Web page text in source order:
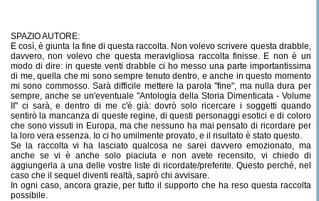
SPAZIO AUTORE:
E così, è giunta la fine di questa raccolta. Non volevo scrivere questa drabble,
davvero, non volevo che questa meravigliosa raccolta finisse. E non è un
modo di dire: in queste venti drabble ci ho messo una parte importantissima
di me, quella che mi sono sempre tenuto dentro, e anche in questo momento
mi sono commosso. Sarà difficile mettere la parola "fine", ma nulla dura per
sempre, anche se un'eventuale "Antologia della Storia Dimenticata - Volume
II" ci sarà, e dentro di me c'è già: dovrò solo ricercare i soggetti quando
sentirò la mancanza di queste regine, di questi personaggi esotici e di coloro
che sono vissuti in Europa, ma che nessuno ha mai pensato di ricordare per
la loro vera essenza. Io ci ho umilmente provato, e il risultato è stato questo.
Se la raccolta vi ha lasciato qualcosa ne sarei davvero emozionato, ma
anche se vi è anche solo piaciuta e non avete recensito, vi chiedo di
aggiungerla a una delle vostre liste di ricordate/preferite. Questo perché, nel
caso che il sequel diventi realtà, saprò chi avvisare.
In ogni caso, ancora grazie, per tutto il supporto che ha reso questa raccolta
possibile.